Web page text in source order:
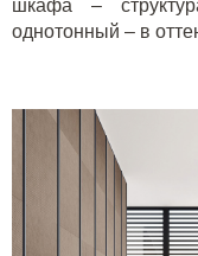
шкафа –
однотонный – в